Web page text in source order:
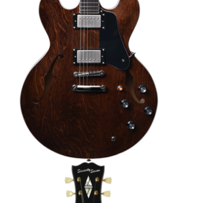
GUITARE ÉLECTRIQUE SEMI HOLLOW
SEVENTYSEVEN ALBATROSS-JAZZ-JT FMY